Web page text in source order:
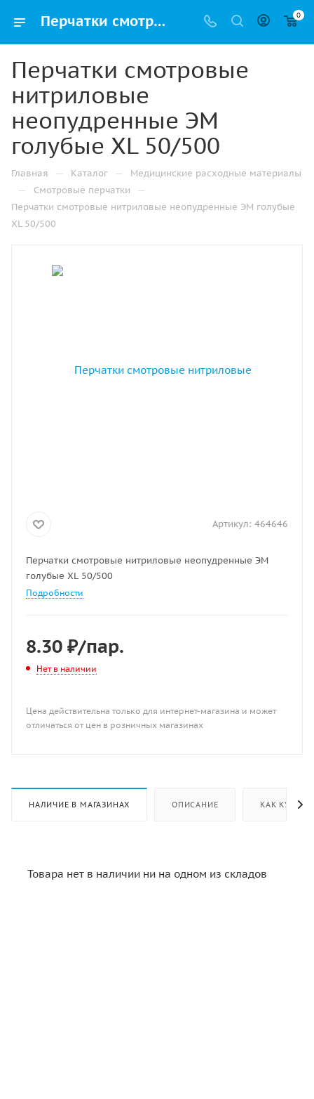
Перчатки смотровые нитриловые неопудренные ЭМ голубые XL 50/500 купить оптом и в розницу в Москве с доставкой 0
Перчатки смотровые
нитриловые
неопудренные ЭМ
голубые XL 50/500
Главная — Каталог — Медицинские расходные материалы
— Смотровые перчатки —
Перчатки смотровые нитриловые неопудренные ЭМ голубые
XL 50/500
Артикул: 464646
Перчатки смотровые нитриловые неопудренные ЭМ
голубые XL 50/500
Подробности
8.30 ₽/пар.
Нет в наличии
Цена действительна только для интернет-магазина и может
отличаться от цен в розничных магазинах
НАЛИЧИЕ В МАГАЗИНАХ ОПИСАНИЕ КАК КУПИТЬ
Товара нет в наличии ни на одном из складов